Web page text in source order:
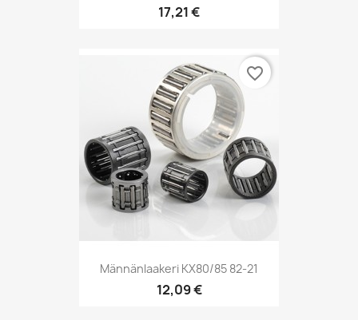
17,21 €
Männänlaakeri KX80/85 82-21
12,09 €
favorite_border